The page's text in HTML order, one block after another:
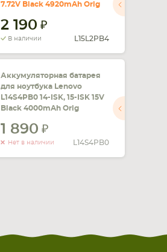
7.72V Black 4920mAh Orig
2 190
В наличии L15L2PB4
Аккумуляторная батарея
для ноутбука Lenovo
L14S4PB0 14-ISK, 15-ISK 15V
Black 4000mAh Orig
1 890
Нет в наличии L14S4PB0